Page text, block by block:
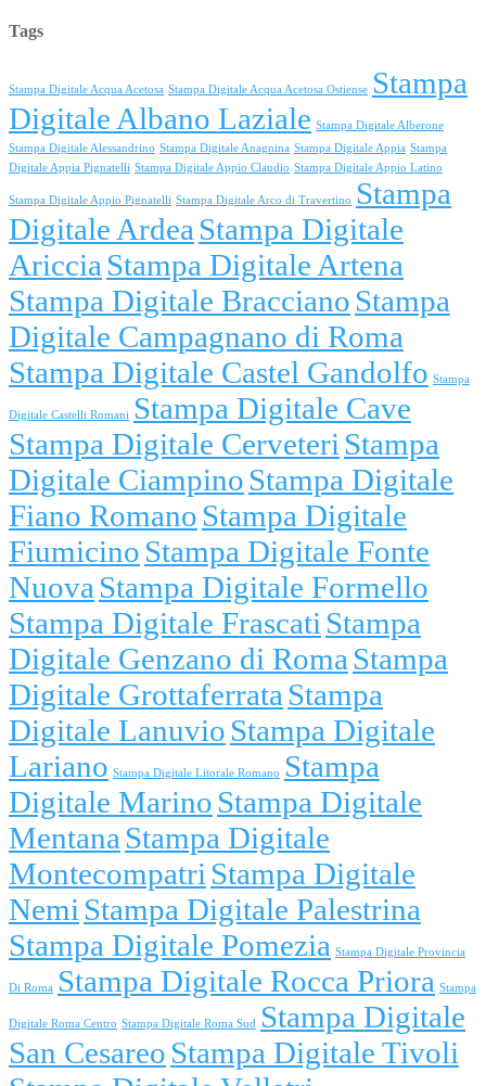
Tags
Stampa Digitale Acqua Acetosa Stampa Digitale Acqua Acetosa Ostiense Stampa
Digitale Albano Laziale Stampa Digitale Alberone
Stampa Digitale Alessandrino Stampa Digitale Anagnina Stampa Digitale Appia Stampa
Digitale Appia Pignatelli Stampa Digitale Appio Claudio Stampa Digitale Appio Latino
Stampa Digitale Appio Pignatelli Stampa Digitale Arco di Travertino
Stampa
Digitale Ardea Stampa Digitale
Ariccia Stampa Digitale Artena
Stampa Digitale Bracciano Stampa
Digitale Campagnano di Roma
Stampa Digitale Castel Gandolfo Stampa
Digitale Castelli Romani
Stampa Digitale Cave
Stampa Digitale Cerveteri Stampa
Digitale Ciampino Stampa Digitale
Fiano Romano Stampa Digitale
Fiumicino Stampa Digitale Fonte
Nuova Stampa Digitale Formello
Stampa Digitale Frascati Stampa
Digitale Genzano di Roma Stampa
Digitale Grottaferrata Stampa
Digitale Lanuvio Stampa Digitale
Lariano Stampa Digitale Litorale Romano
Stampa
Digitale Marino Stampa Digitale
Mentana Stampa Digitale
Montecompatri Stampa Digitale
Nemi Stampa Digitale Palestrina
Stampa Digitale Pomezia Stampa Digitale Provincia
Di Roma Stampa Digitale Rocca Priora Stampa
Digitale Roma Centro Stampa Digitale Roma Sud
Stampa Digitale
San Cesareo Stampa Digitale Tivoli